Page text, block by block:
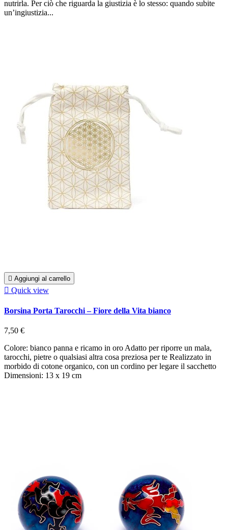
nutrirla. Per ciò che riguarda la giustizia è lo stesso: quando subite
un’ingiustizia...
 Aggiungi al carrello
 Quick view
Borsina Porta Tarocchi – Fiore della Vita bianco
7,50 €
Colore: bianco panna e ricamo in oro Adatto per riporre un mala,
tarocchi, pietre o qualsiasi altra cosa preziosa per te Realizzato in
morbido di cotone organico, con un cordino per legare il sacchetto
Dimensioni: 13 x 19 cm